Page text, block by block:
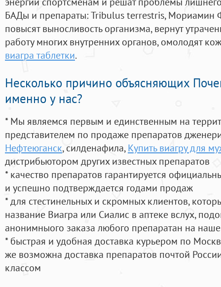
БАДы и препараты:Tribulus terrestris, Мориамин
повысят выносливость организма, вернут
работу многих внутренних органов, омолодят
виагра таблетки.
Несколько причино объясняющих
именно у нас?
* Мы являемся первым и единственным на
представителем по продаже препаратов
Нефтеюганск, силденафила, Купить виагру для
дистрибьютором других известных препаратов
* качество препаратов гарантируется
и успешно подтверждается годами продаж
* для стестинельных и скромных клиентов,
название Виагра или Сиалис в аптеке вслух,
анонимныого заказа любого препаратан на
* быстрая и удобная доставка курьером по
же возможна доставка препаратов почтой
классом